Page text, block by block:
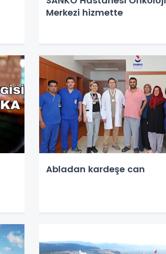
Merkezi hizmette
Abladan kardeşe can